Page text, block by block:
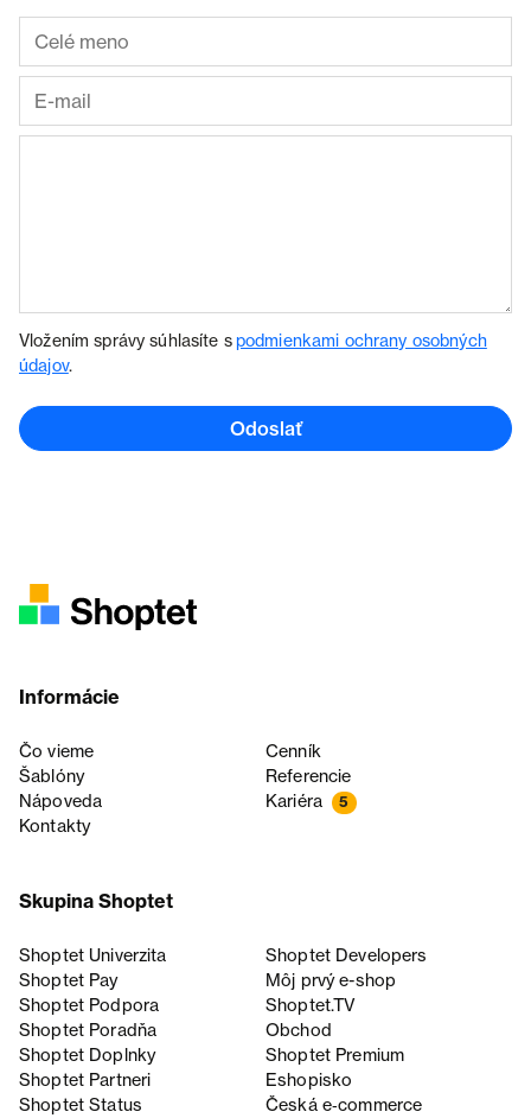
Vložením správy súhlasíte spodmienkami ochrany osobných
údajov.
Odoslať
Informácie
Čo vieme
Cenník
Šablóny
Referencie
Nápoveda
Kariéra 5
Kontakty
Skupina Shoptet
Shoptet Univerzita
Shoptet Developers
Shoptet Pay
Môj prvý e-shop
Shoptet Podpora
Shoptet.TV
Shoptet Poradňa
Obchod
Shoptet Doplnky
Shoptet Premium
Shoptet Partneri
Eshopisko
Shoptet Status
Česká e‑commerce